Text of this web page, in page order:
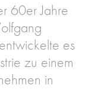
60er Jahre
es
zu einem
in